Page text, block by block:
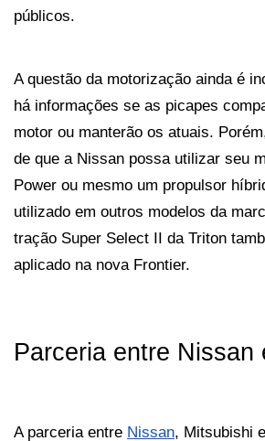
públicos.
A questão da motorização ainda é
há informações se as picapes
motor ou manterão os atuais.
de que a Nissan possa utilizar seu
Power ou mesmo um propulsor
utilizado em outros modelos da
tração Super Select II da Triton
aplicado na nova Frontier.
Parceria entre Nissan
A parceria entre Nissan, Mitsubishi e